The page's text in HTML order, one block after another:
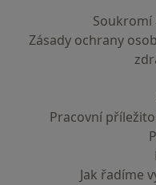
Soukromí
Zásady ochrany
Pracovní
Jak řadíme